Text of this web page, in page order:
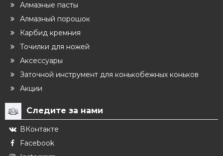
Алмазные пасты
Алмазный порошок
Карбид кремния
Точилки для ножей
Аксессуары
Заточной инструмент для конькобежных коньков
Акции
Следите за нами
ВКонтакте
Facebook